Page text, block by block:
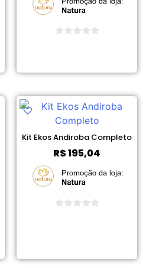
Kit Ekos Andiroba Completo
R$195,04